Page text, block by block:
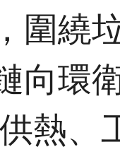
圍繞
向環
熱、